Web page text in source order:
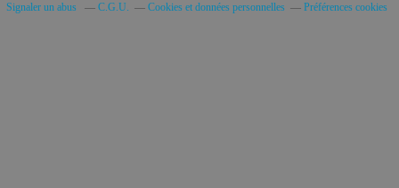
Signaler un abus C.G.U. Cookies et données personnelles Préférences cookies